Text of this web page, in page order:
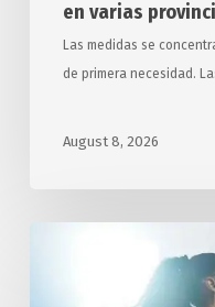
en varias
Las medidas se
de primera necesidad.
August 8, 2026